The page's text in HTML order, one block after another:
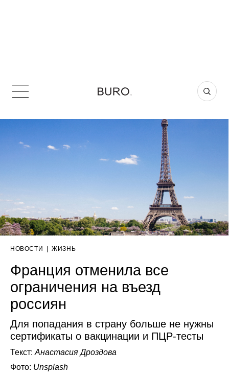
НОВОСТИ ЖИЗНЬ
Франция отменила все
ограничения на въезд
россиян
Для попадания в страну больше не нужны
сертификаты о вакцинации и ПЦР-тесты
Текст:Анастасия Дроздова
Фото: Unsplash